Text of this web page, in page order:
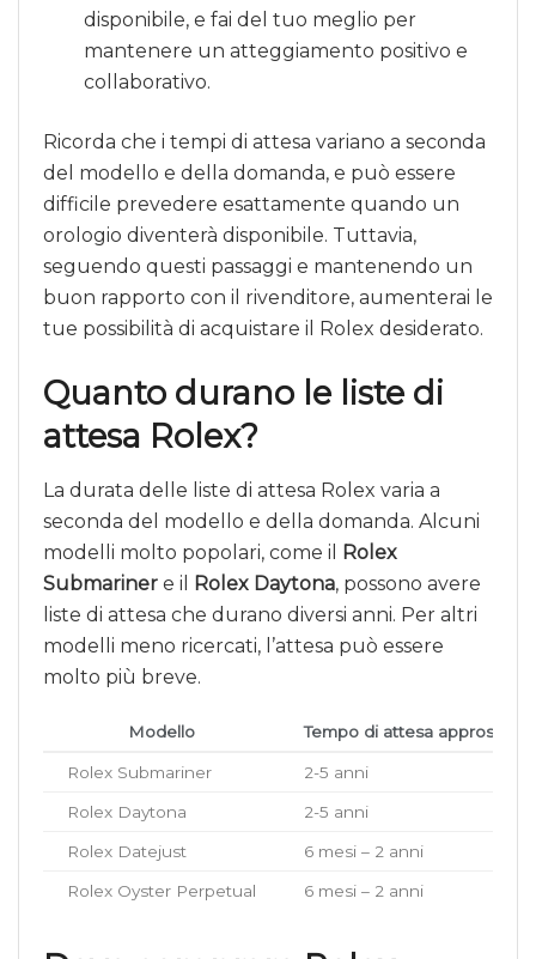
disponibile, e fai del tuo meglio per
mantenere un atteggiamento positivo e
collaborativo.
Ricorda che i tempi di attesa variano a seconda
del modello e della domanda, e può essere
difficile prevedere esattamente quando un
orologio diventerà disponibile. Tuttavia,
seguendo questi passaggi e mantenendo un
buon rapporto con il rivenditore, aumenterai le
tue possibilità di acquistare il Rolex desiderato.
Quanto durano le liste di
attesa Rolex?
La durata delle liste di attesa Rolex varia a
seconda del modello e della domanda. Alcuni
modelli molto popolari, come il
Rolex
Submariner e il Rolex Daytona, possono avere
liste di attesa che durano diversi anni. Per altri
modelli meno ricercati, l’attesa può essere
molto più breve.
Modello Tempo di attesa
Rolex Submariner 2-5 anni
Rolex Daytona 2-5 anni
Rolex Datejust 6 mesi – 2 anni
Rolex Oyster Perpetual 6 mesi – 2 anni